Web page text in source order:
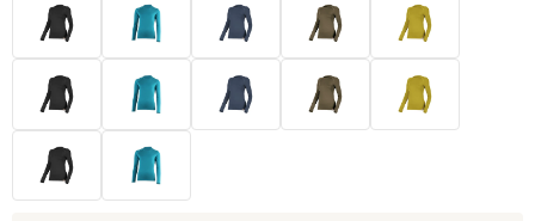
O nás
Moje objednávka